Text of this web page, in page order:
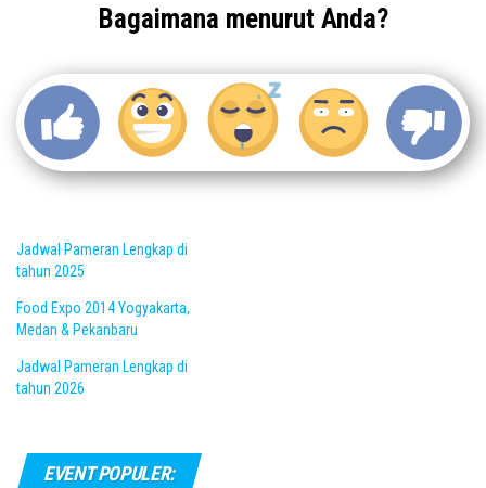
Bagaimana menurut Anda?
Jadwal Pameran Lengkap di
tahun 2025
Food Expo 2014 Yogyakarta,
Medan & Pekanbaru
Jadwal Pameran Lengkap di
tahun 2026
EVENT POPULER: